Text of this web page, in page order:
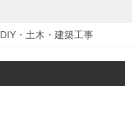
DIY・土木・建築工事